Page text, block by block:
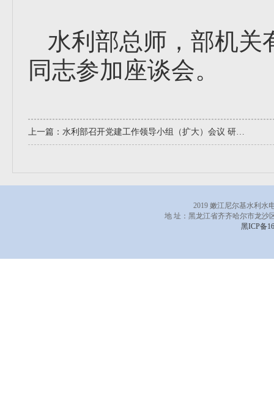
水利部总师，部机关
同志参加座谈会。
上一篇： 水利部召开党建工作领导小组（扩大）会议 研究推进树立和践行正确政绩观学习教育工作
2019 嫩江尼尔基水利水
地 址：黑龙江省齐齐哈尔市龙
黑ICP备